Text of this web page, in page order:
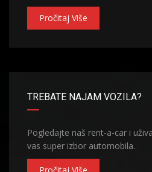
Pročitaj Više
TREBATE NAJAM VOZILA?
Pogledajte naš rent-a-car i
vas super izbor automobila.